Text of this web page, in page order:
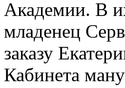
Академии. В
младенец
заказу
Кабинета